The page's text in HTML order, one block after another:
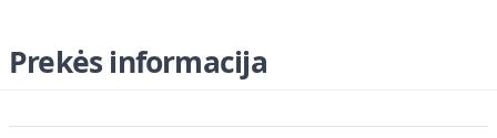
Prekės informacija